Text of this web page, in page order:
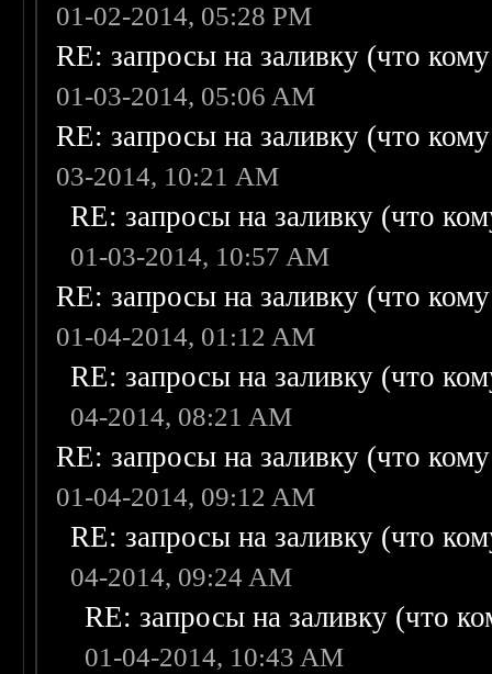
01-02-2014, 05:28 PM
RE: запросы на заливку (что
01-03-2014, 05:06 AM
RE: запросы на заливку (что
03-2014, 10:21 AM
RE: запросы на заливку (что
01-03-2014, 10:57 AM
RE: запросы на заливку (что
01-04-2014, 01:12 AM
RE: запросы на заливку (что
04-2014, 08:21 AM
RE: запросы на заливку (что
01-04-2014, 09:12 AM
RE: запросы на заливку (что
04-2014, 09:24 AM
RE: запросы на заливку (что
01-04-2014, 10:43 AM